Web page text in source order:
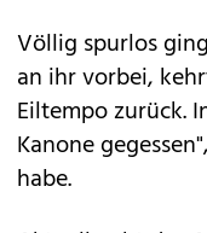
Völlig spurlos
an ihr vorbei,
Eiltempo zurück.
Kanone
habe.